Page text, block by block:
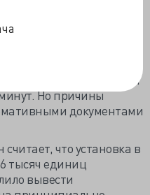
острым нарушением
момента поступления
МРТ головного мозга и
Но причины
документами
что установка в
тысяч единиц
вывести